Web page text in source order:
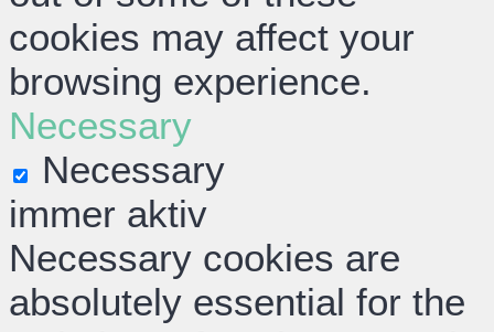
cookies may affect your
browsing experience.
Necessary
Necessary
immer aktiv
Necessary cookies are
absolutely essential for the